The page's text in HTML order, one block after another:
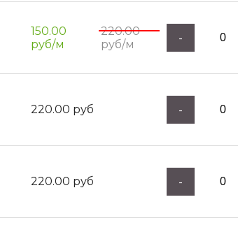
150.00
руб/м
220.00
руб/м
-
220.00 руб -
220.00 руб -